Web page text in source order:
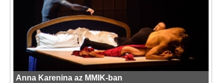
Anna Karenina az MMIK-ban